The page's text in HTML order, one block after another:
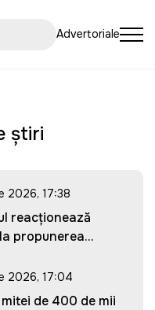
Advertoriale
știri
2026, 17:38
reacționează
propunerea
2026, 17:04
de 400 de mii